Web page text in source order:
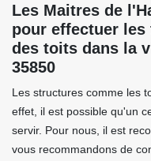
Les Maitres de
pour effectuer les
des toits dans la
35850
Les structures comme les
effet, il est possible qu'un
servir. Pour nous, il est
vous recommandons de